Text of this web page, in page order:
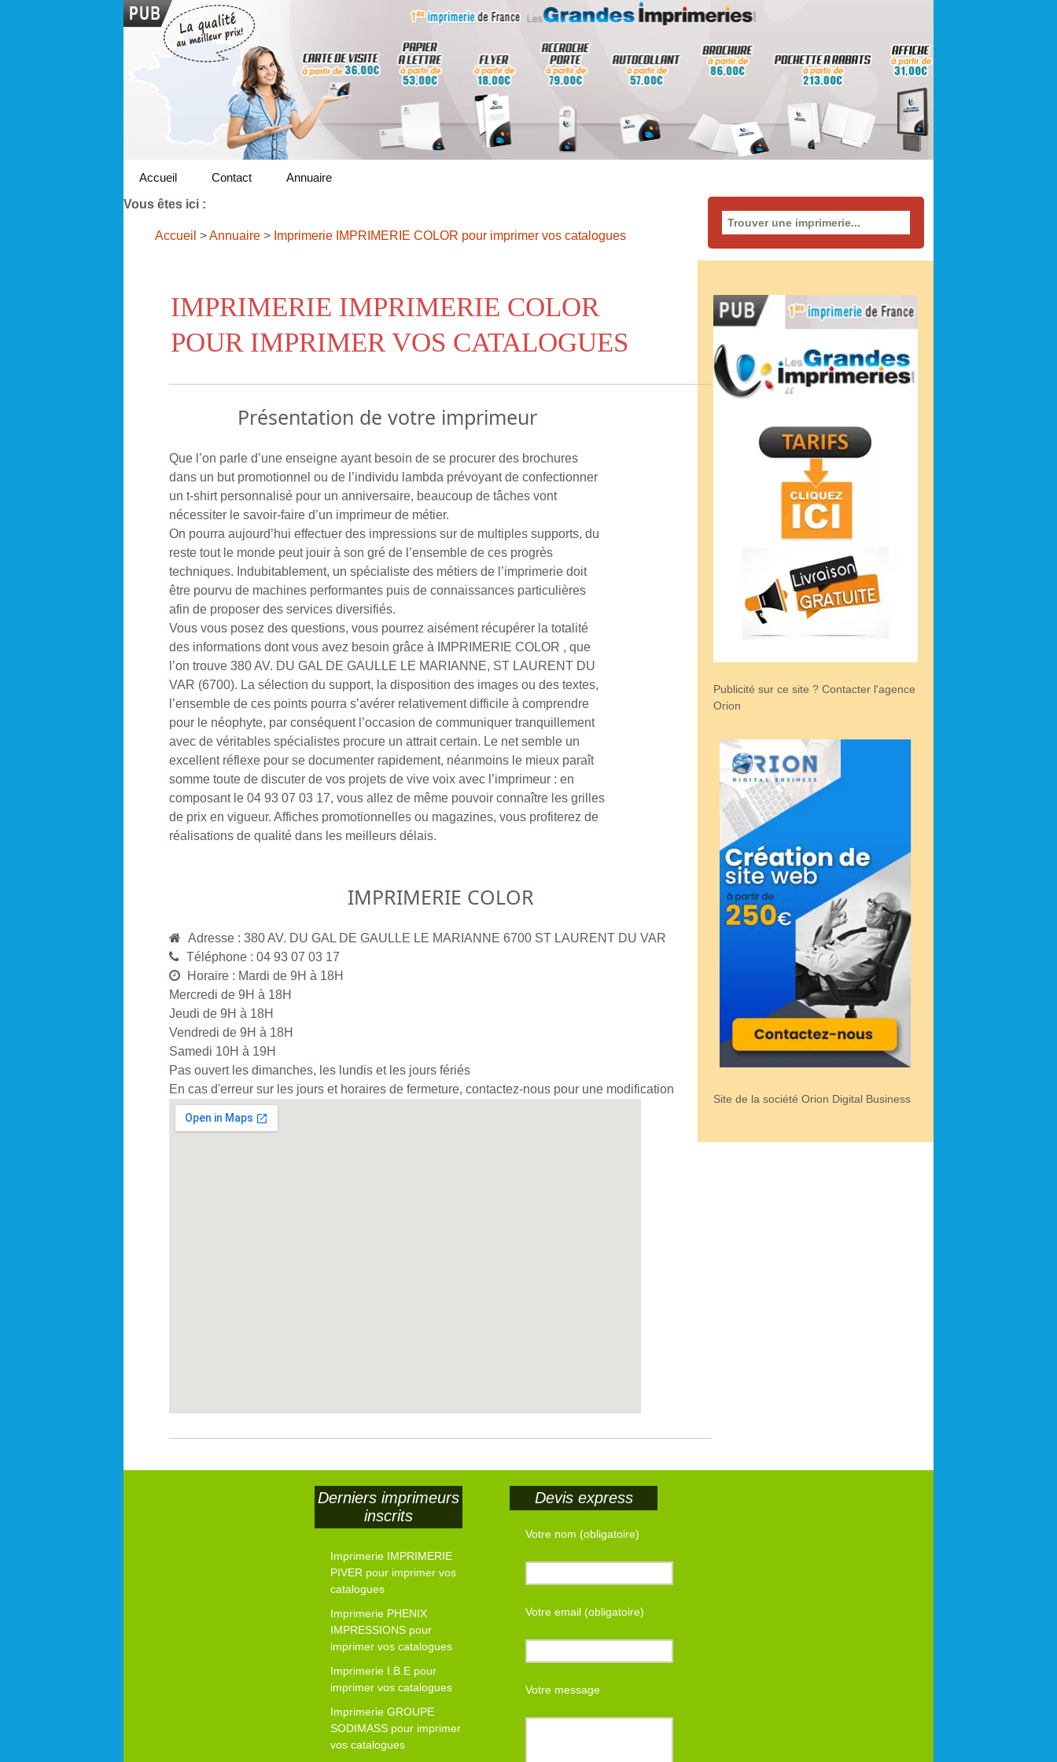
Accueil Contact
Annuaire
Vous êtes ici :
Accueil >Annuaire > Imprimerie IMPRIMERIE COLOR pour imprimer vos catalogues
IMPRIMERIE IMPRIMERIE COLOR
POUR IMPRIMER VOS CATALOGUES
Présentation de votre imprimeur
Que l’on parle d’une enseigne ayant besoin de se procurer des brochures
dans un but promotionnel ou de l’individu lambda prévoyant de confectionner
un t-shirt personnalisé pour un anniversaire, beaucoup de tâches vont
nécessiter le savoir-faire d’un imprimeur de métier.
On pourra aujourd’hui effectuer des impressions sur de multiples supports, du
reste tout le monde peut jouir à son gré de l’ensemble de ces progrès
techniques. Indubitablement, un spécialiste des métiers de l’imprimerie doit
être pourvu de machines performantes puis de connaissances particulières
afin de proposer des services diversifiés.
Vous vous posez des questions, vous pourrez aisément récupérer la totalité
des informations dont vous avez besoin grâce à IMPRIMERIE COLOR , que
l’on trouve 380 AV. DU GAL DE GAULLE LE MARIANNE, ST LAURENT DU
VAR (6700). La sélection du support, la disposition des images ou des textes,
l’ensemble de ces points pourra s’avérer relativement difficile à comprendre
pour le néophyte, par conséquent l’occasion de communiquer tranquillement
avec de véritables spécialistes procure un attrait certain. Le net semble un
excellent réflexe pour se documenter rapidement, néanmoins le mieux paraît
somme toute de discuter de vos projets de vive voix avec l’imprimeur : en
composant le 04 93 07 03 17, vous allez de même pouvoir connaître les grilles
de prix en vigueur. Affiches promotionnelles ou magazines, vous profiterez de
réalisations de qualité dans les meilleurs délais.
IMPRIMERIE COLOR
Adresse : 380 AV. DU GAL DE GAULLE LE MARIANNE 6700 ST LAURENT DU VAR
Téléphone : 04 93 07 03 17
Horaire : Mardi de 9H à 18H
Mercredi de 9H à 18H
Jeudi de 9H à 18H
Vendredi de 9H à 18H
Samedi 10H à 19H
Pas ouvert les dimanches, les lundis et les jours fériés
En cas d'erreur sur les jours et horaires de fermeture, contactez-nous pour une modification
Rechercher
Publicité sur ce site ? Contacter l'agence
Orion
Site de la société Orion Digital Business
Derniers imprimeurs
inscrits
Imprimerie IMPRIMERIE
PIVER pour imprimer vos
catalogues
Imprimerie PHENIX
IMPRESSIONS pour
imprimer vos catalogues
Imprimerie I.B.E pour
imprimer vos catalogues
Imprimerie GROUPE
SODIMASS pour imprimer
vos catalogues
Devis express
Votre nom (obligatoire)
Votre email (obligatoire)
Votre message